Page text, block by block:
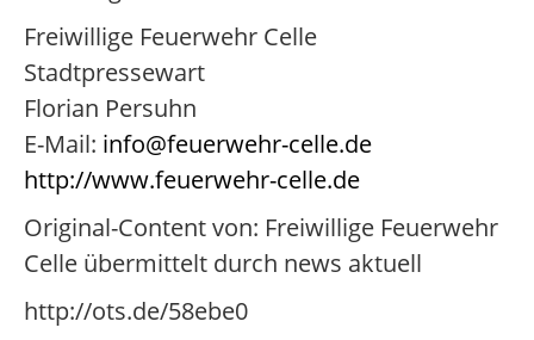
Freiwillige Feuerwehr Celle
Stadtpressewart
Florian Persuhn
E-Mail: info@feuerwehr-celle.de
http://www.feuerwehr-celle.de
Original-Content von: Freiwillige Feuerwehr
Celle übermittelt durch news aktuell
http://ots.de/58ebe0